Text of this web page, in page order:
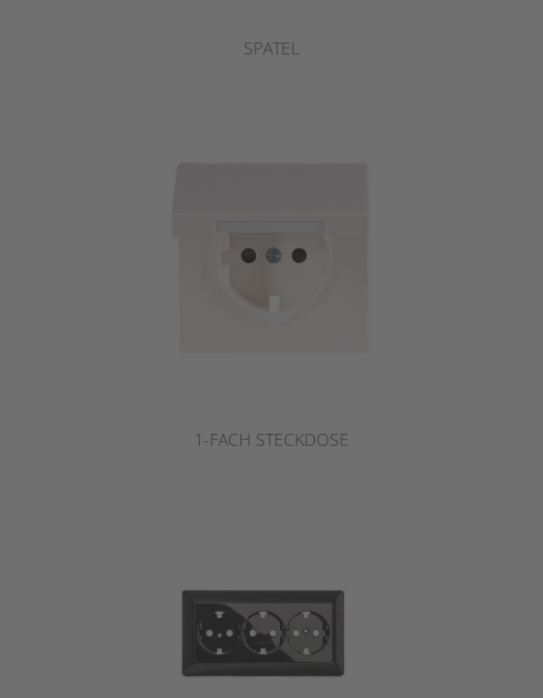
SPATEL
1-FACH STECKDOSE